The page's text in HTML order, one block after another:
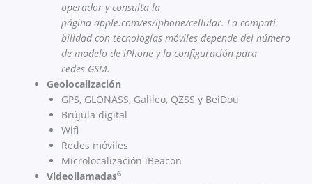
operador y consulta la
página apple.com/es/iphone/cellular. La compati­
bilidad con tecnologías móviles depende del número
de modelo de iPhone y la configuración para
redes GSM.
Geolocalización
GPS, GLONASS, Galileo, QZSS y BeiDou
Brújula digital
Wifi
Redes móviles
Microlocalización iBeacon
Videollamadas6